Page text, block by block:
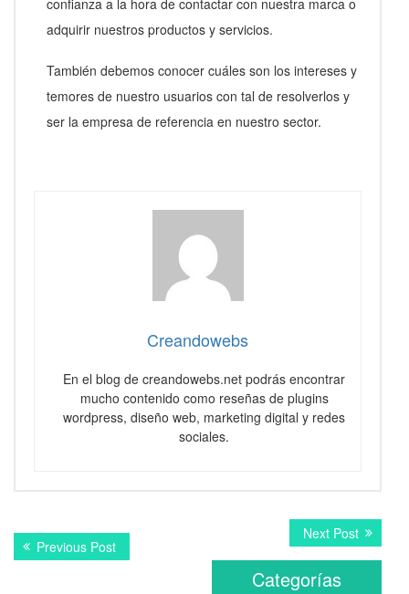
confianza a la hora de contactar con nuestra marca o
adquirir nuestros productos y servicios.
También debemos conocer cuáles son los intereses y
temores de nuestro usuarios con tal de resolverlos y
ser la empresa de referencia en nuestro sector.
Creandowebs
En el blog de creandowebs.net podrás encontrar
mucho contenido como reseñas de plugins
wordpress, diseño web, marketing digital y redes
sociales.
Navegación
dePrevious PostPrevious
post:
Next PostNext
post:
Categorías